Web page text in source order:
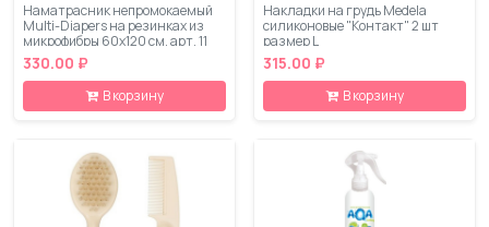
Наматрасник непромокаемый
Multi-Diapers на резинках из
микрофибры 60х120 см. арт. 11
330.00 ₽
В корзину
Накладки на грудь Medela
силиконовые "Контакт" 2 шт
размер L
315.00 ₽
В корзину